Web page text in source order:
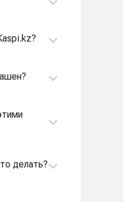
делать?